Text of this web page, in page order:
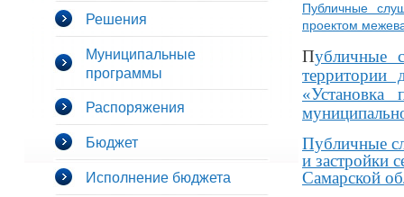
Решения
Муниципальные
программы
Распоряжения
Бюджет
Исполнение бюджета
Публичные
проектом
Публичные
территории
Публичные
и застройки
Самарской